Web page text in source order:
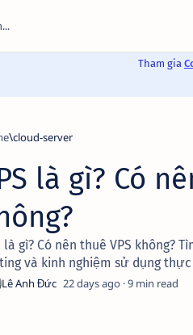
Tham gia
cloud-server
là gì? Có
là gì? Có nên thuê VPS không?
và kinh nghiệm sử dụng
22 days ago 9